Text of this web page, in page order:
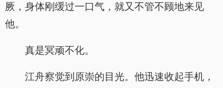
厥，身体刚缓过一口气，就又不管不顾地来见
他。
真是冥顽不化。
江舟察觉到原崇的目光。他迅速收起手机，